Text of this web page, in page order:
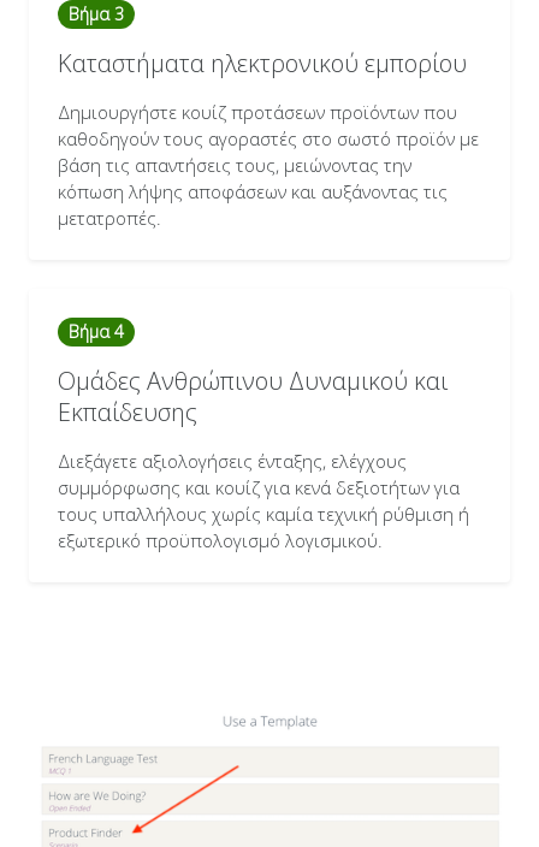
Βήμα 3
Καταστήματα ηλεκτρονικού εμπορίου
Δημιουργήστε κουίζ προτάσεων προϊόντων που
καθοδηγούν τους αγοραστές στο σωστό προϊόν με
βάση τις απαντήσεις τους, μειώνοντας την
κόπωση λήψης αποφάσεων και αυξάνοντας τις
μετατροπές.
Βήμα 4
Ομάδες Ανθρώπινου Δυναμικού και
Εκπαίδευσης
Διεξάγετε αξιολογήσεις ένταξης, ελέγχους
συμμόρφωσης και κουίζ για κενά δεξιοτήτων για
τους υπαλλήλους χωρίς καμία τεχνική ρύθμιση ή
εξωτερικό προϋπολογισμό λογισμικού.